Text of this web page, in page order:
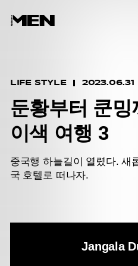
LIFE STYLE 2023.06.31
둔황부터 쿤밍
이색 여행 3
중국행 하늘길이 열렸다. 새
국 호텔로 떠나자.
Jangala